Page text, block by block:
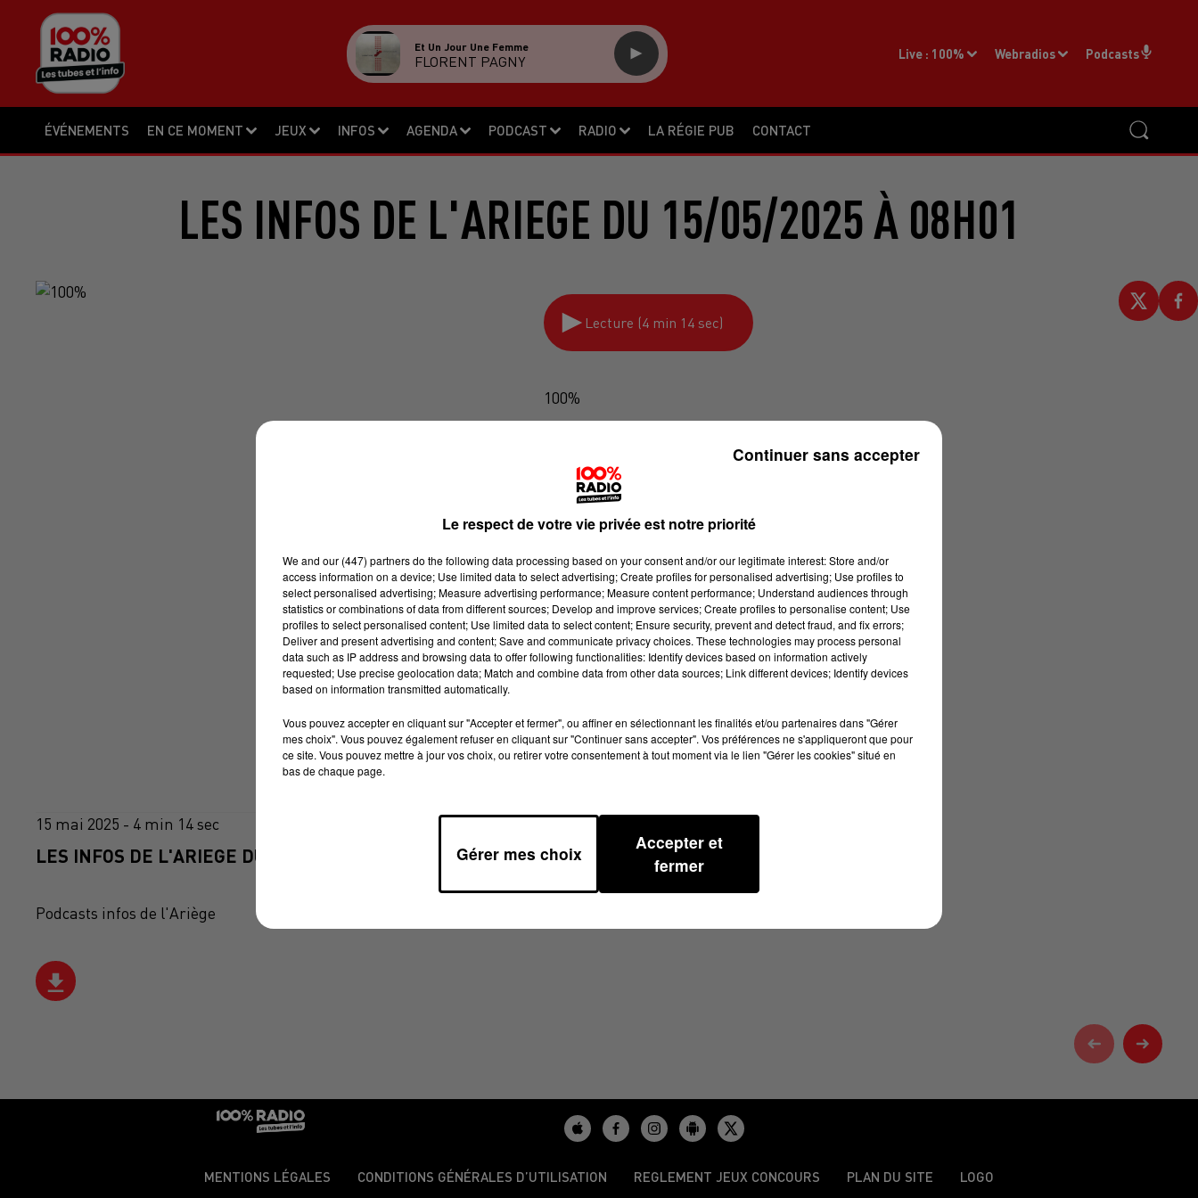
ÉVÉNEMENTS EN CE MOMENT JEUX INFOS AGENDA PODCAST RADIO LA RÉGIE PUB CONTACT
Live : 100% Webradios Podcasts
Et Un Jour Une Femme
FLORENT PAGNY
LES INFOS DE L'ARIEGE DU 15/05/2025 À 08H01
Lecture (4 min 14 sec)
100%
15 mai 2025 - 4 min 14 sec
LES INFOS DE L'ARIEGE DU 15/05/2025 À 08H01
Podcasts infos de l'Ariège
MENTIONS LÉGALES CONDITIONS GÉNÉRALES D’UTILISATION REGLEMENT JEUX CONCOURS PLAN DU SITE LOGO
Le respect de votre vie privée est notre priorité
We and our (447) partnersdo the following data processing based on your consent and/or our legitimate interest: Store and/or
access information on a device; Use limited data to select advertising; Create profiles for personalised advertising; Use profiles to
select personalised advertising; Measure advertising performance; Measure content performance; Understand audiences through
statistics or combinations of data from different sources; Develop and improve services; Create profiles to personalise content; Use
profiles to select personalised content; Use limited data to select content; Ensure security, prevent and detect fraud, and fix errors;
Deliver and present advertising and content; Save and communicate privacy choices. These technologies may process personal
data such as IP address and browsing data to offer following functionalities: Identify devices based on information actively
requested; Use precise geolocation data; Match and combine data from other data sources; Link different devices; Identify devices
based on information transmitted automatically.
Vous pouvez accepter en cliquant sur "Accepter et fermer", ou affiner en sélectionnant les finalités et/ou partenaires dans "Gérer
mes choix". Vous pouvez également refuser en cliquant sur "Continuer sans accepter". Vos préférences ne s'appliqueront que pour
ce site. Vous pouvez mettre à jour vos choix, ou retirer votre consentement à tout moment via le lien "Gérer les cookies" situé en
bas de chaque page.
Gérer mes choix
Accepter et
fermer
Continuer sans accepter